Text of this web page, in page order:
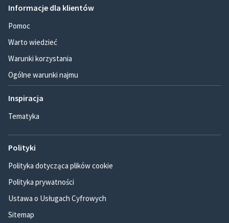
Informacje dla klientów
Pomoc
Warto wiedzieć
Warunki korzystania
Ogólne warunki najmu
Inspiracja
Tematyka
Polityki
Polityka dotycząca plików cookie
Polityka prywatności
Ustawa o Usługach Cyfrowych
Sitemap